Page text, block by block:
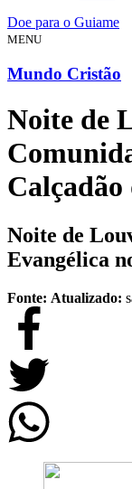
Doe para o Guiame
MENU
Mundo Cristão
Noite de
Noite de
Evangélica
Fonte: Atualizado: